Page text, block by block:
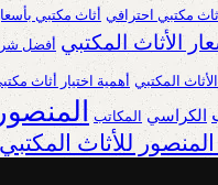
مكتبي احترافي أثاث مكتبي
الأثاث المكتبي أفضل
المكتبي أهمية اختيار أثاث
الكراسي المكاتب
للأثاث المكتبي